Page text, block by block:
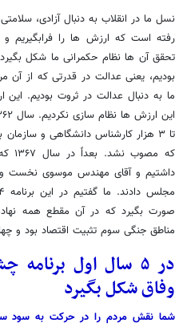
نسل ما در انقلاب به دنبال آزادی،
رفته است که ارزش ها را
تحقق آن ها نظام حکمرانی ما شکل
بودیم، یعنی عدالت در قدرتی که از
ما به دنبال عدالت در ثروت بودیم. این
تا ۳ هزار کارشناس دانشگاهی و سازمان
داشتیم و آقای مهندس موسوی نخست
صورت بگیرد که در آن مقطع همه
مناطق جنگی سوم تثبیت اقتصاد بود و
در ۵ سال اول
وفاق شکل بگیرد
شما نقش مردم را در حرکت به سود